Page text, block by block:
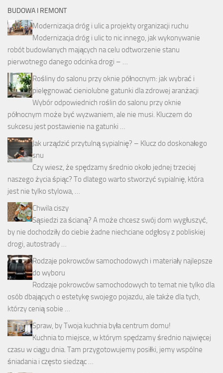
BUDOWA I REMONT
Modernizacja dróg i ulic a projekty organizacji ruchu
Modernizacja dróg i ulic to nic innego, jak wykonywanie
robót budowlanych mających na celu odtworzenie stanu
pierwotnego danego odcinka drogi – …
Rośliny do salonu przy oknie północnym: jak wybrać i
pielęgnować cieniolubne gatunki dla zdrowej aranżacji
Wybór odpowiednich roślin do salonu przy oknie
północnym może być wyzwaniem, ale nie musi. Kluczem do
sukcesu jest postawienie na gatunki …
Jak urządzić przytulną sypialnię? – Klucz do doskonałego
snu
Czy wiesz, że spędzamy średnio około jednej trzeciej
naszego życia śpiąc? To dlatego warto stworzyć sypialnię, która
jest nie tylko stylowa, …
Chwila ciszy
Sąsiedzi za ścianą? A może chcesz swój dom wygłuszyć,
by nie dochodziły do ciebie żadne niechciane odgłosy z pobliskiej
drogi, autostrady …
Rodzaje pokrowców samochodowych i materiały najlepsze
do wyboru
Rodzaje pokrowców samochodowych to temat nie tylko dla
osób dbających o estetykę swojego pojazdu, ale także dla tych,
którzy cenią sobie …
Spraw, by Twoja kuchnia była centrum domu!
Kuchnia to miejsce, w którym spędzamy średnio najwięcej
czasu w ciągu dnia. Tam przygotowujemy posiłki, jemy wspólne
śniadania i często siedząc …